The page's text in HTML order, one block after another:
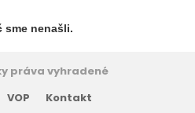
sme nenašli.
práva vyhradené
VOP Kontakt